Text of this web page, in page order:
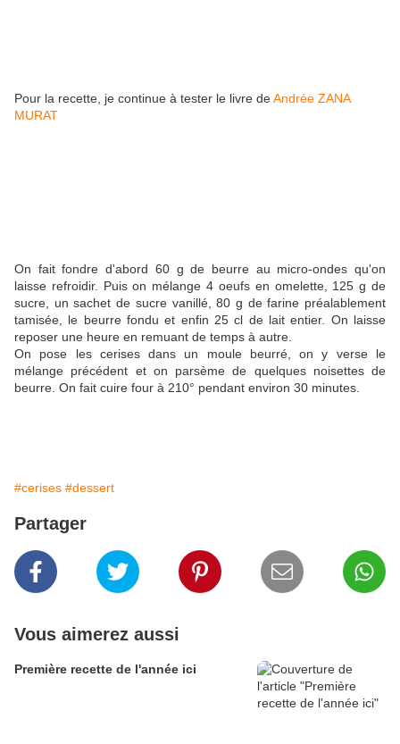
Pour la recette, je continue à tester le livre deAndrée ZANA
MURAT
On fait fondre d'abord 60 g de beurre au micro-ondes qu'on
laisse refroidir. Puis on mélange 4 oeufs en omelette, 125 g de
sucre, un sachet de sucre vanillé, 80 g de farine préalablement
tamisée, le beurre fondu et enfin 25 cl de lait entier. On laisse
reposer une heure en remuant de temps à autre.
On pose les cerises dans un moule beurré, on y verse le
mélange précédent et on parsème de quelques noisettes de
beurre. On fait cuire four à 210° pendant environ 30 minutes.
#cerises #dessert
Partager
Vous aimerez aussi
Première recette de l'année ici